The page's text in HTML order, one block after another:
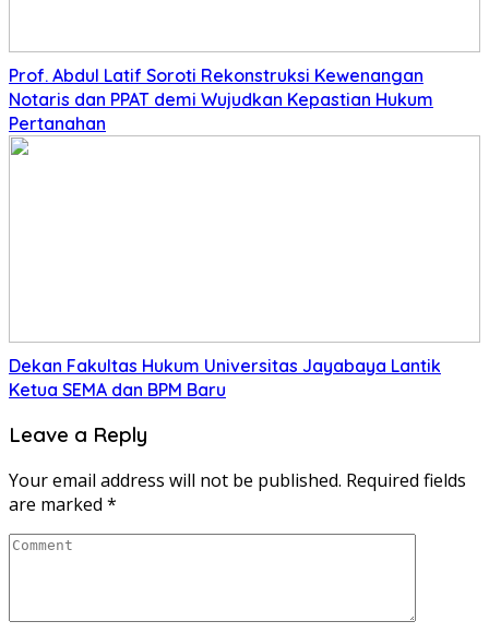
Prof. Abdul Latif Soroti Rekonstruksi Kewenangan
Notaris dan PPAT demi Wujudkan Kepastian Hukum
Pertanahan
Dekan Fakultas Hukum Universitas Jayabaya Lantik
Ketua SEMA dan BPM Baru
Leave a Reply
Your email address will not be published. Required fields
are marked *